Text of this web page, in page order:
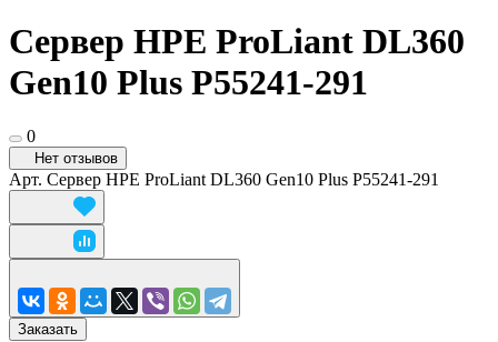
Сервер HPE ProLiant DL360
Gen10 Plus P55241-291
0
Нет отзывов
Арт. Сервер HPE ProLiant DL360 Gen10 Plus P55241-291
Заказать